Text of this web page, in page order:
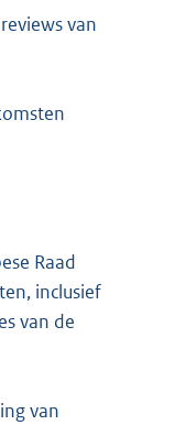
van
Raad
inclusief
van de
van